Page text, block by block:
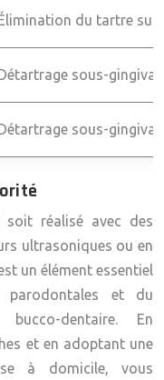
du tartre
sous-gingival
sous-
soit réalisé avec des
ultrasoniques ou en
un élément essentiel
parodontales et du
dentaire. En
et en adoptant une
à domicile, vous